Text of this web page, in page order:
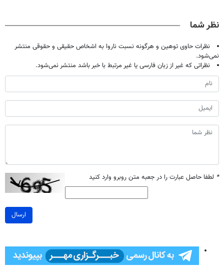
نظر شما
نظرات حاوی توهین و هرگونه نسبت ناروا به اشخاص حقیقی و حقوقی منتشر
نمی‌شود.
نظراتی که غیر از زبان فارسی یا غیر مرتبط با خبر باشد منتشر نمی‌شود.
* لطفا حاصل عبارت را در جعبه متن روبرو وارد کنید
ارسال